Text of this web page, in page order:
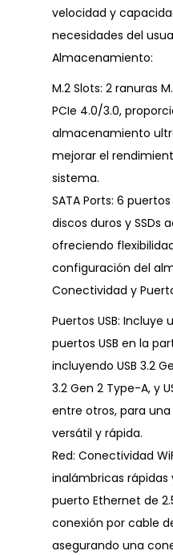
velocidad y
necesidades del
Almacenamiento:
M.2 Slots: 2 ranuras
PCIe 4.0/3.0,
almacenamiento
mejorar el
sistema.
SATA Ports: 6
discos duros y SSDs
ofreciendo
configuración del
Conectividad y
Puertos USB: Incluye
puertos USB en la
incluyendo USB 3.2
3.2 Gen 2 Type-A, y
entre otros, para
versátil y rápida.
Red: Conectividad
inalámbricas rápidas
puerto Ethernet de
conexión por cable
asegurando una